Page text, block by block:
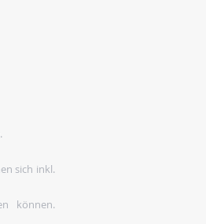
sich inkl.
können.